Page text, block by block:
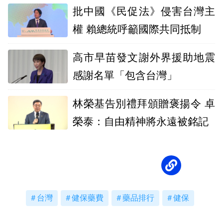
批中國《民促法》侵害台灣主
權 賴總統呼籲國際共同抵制
高市早苗發文謝外界援助地震
感謝名單「包含台灣」
林榮基告別禮拜頒贈褒揚令 卓
榮泰：自由精神將永遠被銘記
台灣 健保藥費 藥品排行 健保